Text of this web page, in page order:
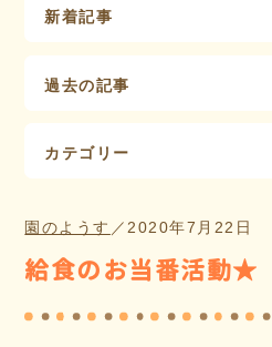
新着記事
過去の記事
カテゴリー
園のようす ／ 2020年7月22日
給食のお当番活動★